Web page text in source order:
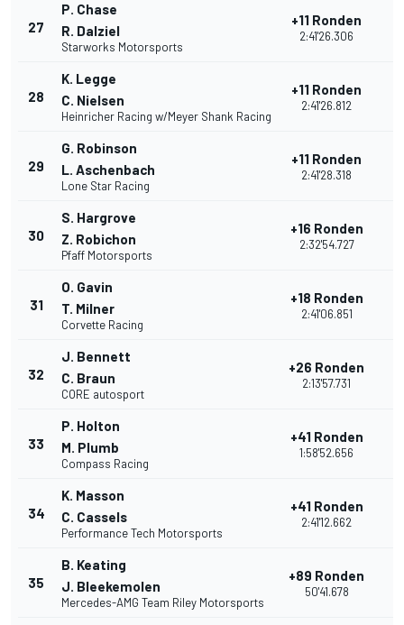
27
P. Chase
R. Dalziel
Starworks Motorsports
+11 Ronden
2:41'26.306
28
K. Legge
C. Nielsen
Heinricher Racing w/Meyer Shank Racing
+11 Ronden
2:41'26.812
29
G. Robinson
L. Aschenbach
Lone Star Racing
+11 Ronden
2:41'28.318
30
S. Hargrove
Z. Robichon
Pfaff Motorsports
+16 Ronden
2:32'54.727
31
O. Gavin
T. Milner
Corvette Racing
+18 Ronden
2:41'06.851
32
J. Bennett
C. Braun
CORE autosport
+26 Ronden
2:13'57.731
33
P. Holton
M. Plumb
Compass Racing
+41 Ronden
1:58'52.656
34
K. Masson
C. Cassels
Performance Tech Motorsports
+41 Ronden
2:41'12.662
35
B. Keating
J. Bleekemolen
Mercedes-AMG Team Riley Motorsports
+89 Ronden
50'41.678